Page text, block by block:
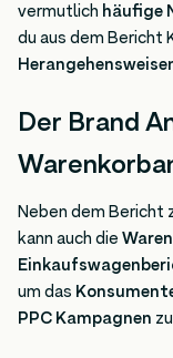
vermutlich häufige
du aus dem Bericht
Der Brand
Neben dem Bericht
kann auch die
um das
PPC Kampagnen zu